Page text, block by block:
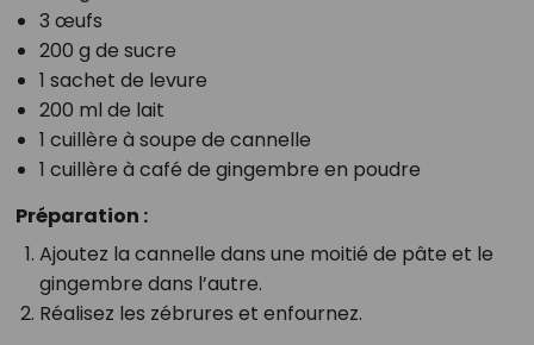
3 œufs
200 g de sucre
1 sachet de levure
200 ml de lait
1 cuillère à soupe de cannelle
1 cuillère à café de gingembre en poudre
Préparation :
Ajoutez la cannelle dans une moitié de pâte et le
gingembre dans l’autre.
Réalisez les zébrures et enfournez.